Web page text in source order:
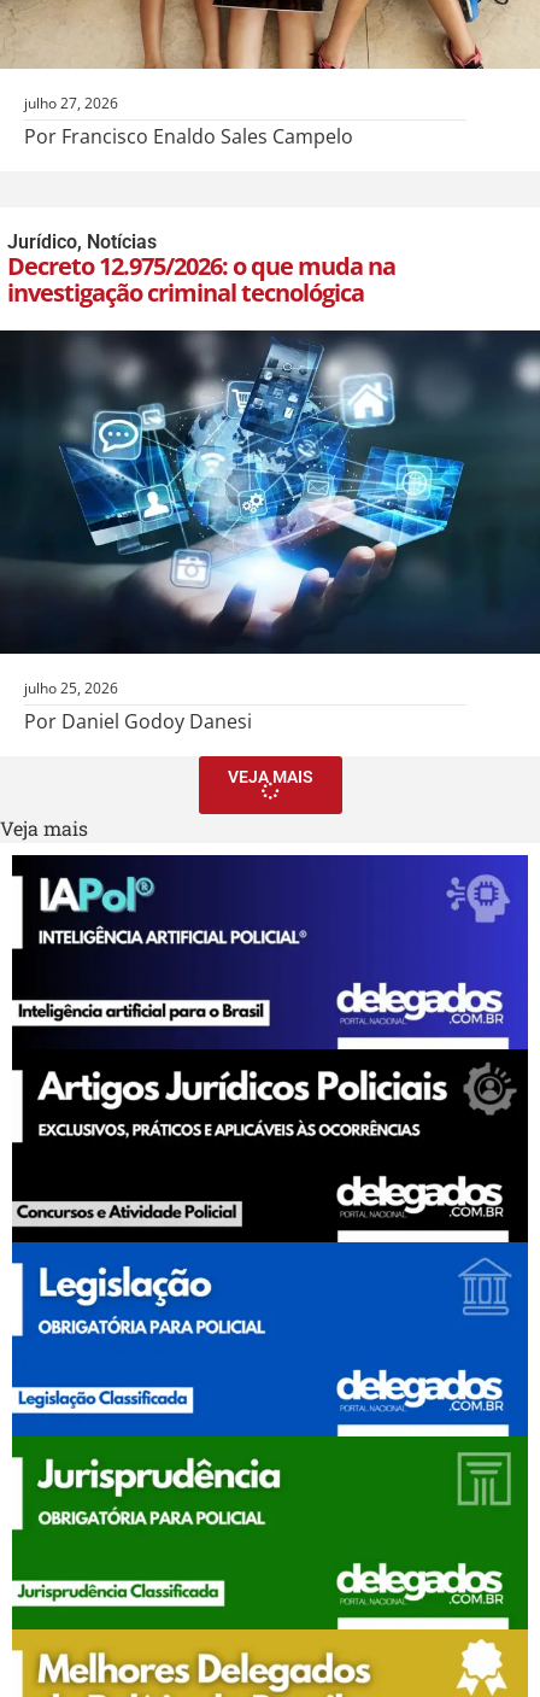
julho 27, 2026
Por Francisco Enaldo Sales Campelo
Jurídico, Notícias
Decreto 12.975/2026: o que muda na
investigação criminal tecnológica
julho 25, 2026
Por Daniel Godoy Danesi
VEJA MAIS
Veja mais